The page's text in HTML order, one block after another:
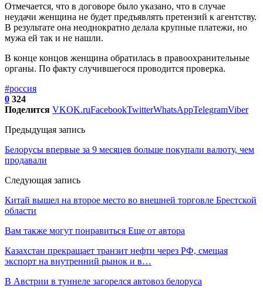
Отмечается, что в договоре было указано, что в случае
неудачи женщина не будет предъявлять претензий к агентству.
В результате она неоднократно делала крупные платежи, но
мужа ей так и не нашли.
В конце концов женщина обратилась в правоохранительные
органы. По факту случившегося проводится проверка.
#россия
0 324
Поделится VKOK.ruFacebookTwitterWhatsAppTelegramViber
Предыдущая запись
Белорусы впервые за 9 месяцев больше покупали валюту, чем
продавали
Следующая запись
Китай вышел на второе место во внешней торговле Брестской
области
Вам также могут понравиться Еще от автора
Казахстан прекращает транзит нефти через РФ, смещая
экспорт на внутренний рынок и в…
В Австрии в туннеле загорелся автовоз белоруса